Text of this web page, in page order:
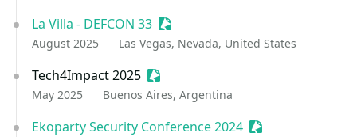
La Villa - DEFCON 33 Sessionize Event
August 2025 Las Vegas, Nevada, United States
Tech4Impact 2025 Sessionize Event
May 2025 Buenos Aires, Argentina
Ekoparty Security Conference 2024 Sessionize Event